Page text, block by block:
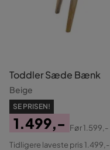
Toddler Sæde Bænk
Beige
SE PRISEN!
Pris
1.499,-
Original
Før1.599,-
Tidligere laveste pris 1.499,-